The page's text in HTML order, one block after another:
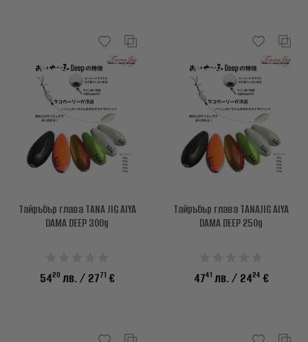
Тайръбър глава TANA JIG AIYA
DAMA DEEP 300g
5420 лв. / 2771 €
Тайръбър глава TANAJIG AIYA
DAMA DEEP 250g
4741 лв. / 2424 €